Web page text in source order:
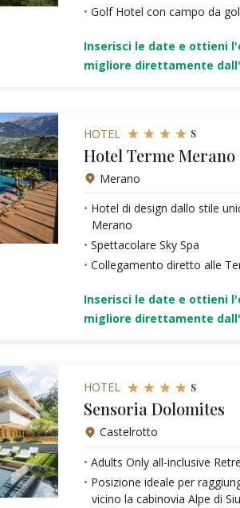
Golf Hotel con campo da
Inserisci le date e ottieni
migliore direttamente
HOTEL s
Hotel Terme Merano
Merano
Hotel di design dallo stile
Merano
Spettacolare Sky Spa
Collegamento diretto alle
Inserisci le date e ottieni
migliore direttamente
HOTEL s
Sensoria Dolomites
Castelrotto
Adults Only all-inclusive
Posizione ideale per
vicino la cabinovia Alpe di